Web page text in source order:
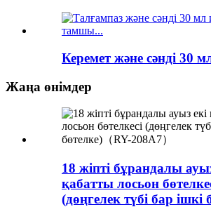
Керемет және сәнді 30
Жаңа өнімдер
18 жіпті бұрандалы
қабатты лосьон
(дөңгелек түбі бар ішкі